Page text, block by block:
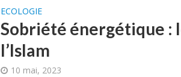
ECOLOGIE
Sobriété énergétique :
l’Islam
10 mai, 2023